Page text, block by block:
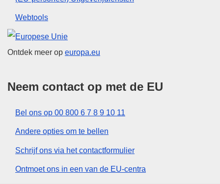
Webtools
Europese Unie
Ontdek meer op europa.eu
Neem contact op met de EU
Bel ons op 00 800 6 7 8 9 10 11
Andere opties om te bellen
Schrijf ons via het contactformulier
Ontmoet ons in een van de EU-centra